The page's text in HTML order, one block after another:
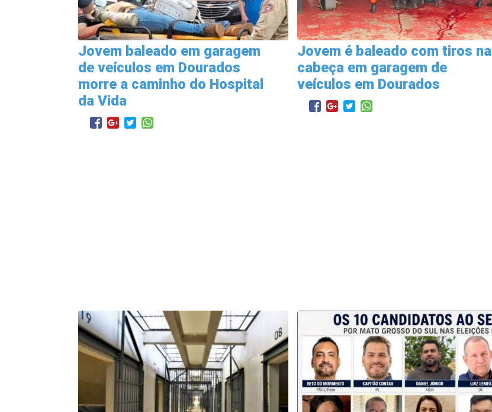
Jovem baleado em garagem
de veículos em Dourados
morre a caminho do Hospital
da Vida
Jovem é baleado com tiros na
cabeça em garagem de
veículos em Dourados